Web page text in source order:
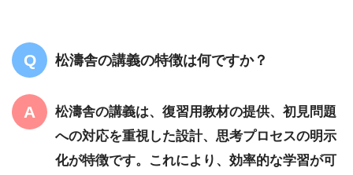
松濤舎の講義の特徴は何ですか？
松濤舎の講義は、復習用教材の提供、初見問題
への対応を重視した設計、思考プロセスの明示
化が特徴です。これにより、効率的な学習が可